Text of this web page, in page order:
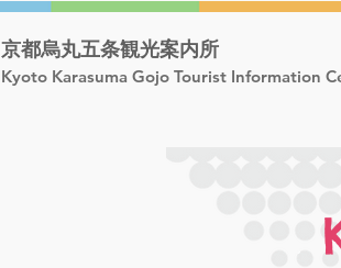
京都烏丸五条観光案内所
Kyoto Karasuma Gojo Tourist Information